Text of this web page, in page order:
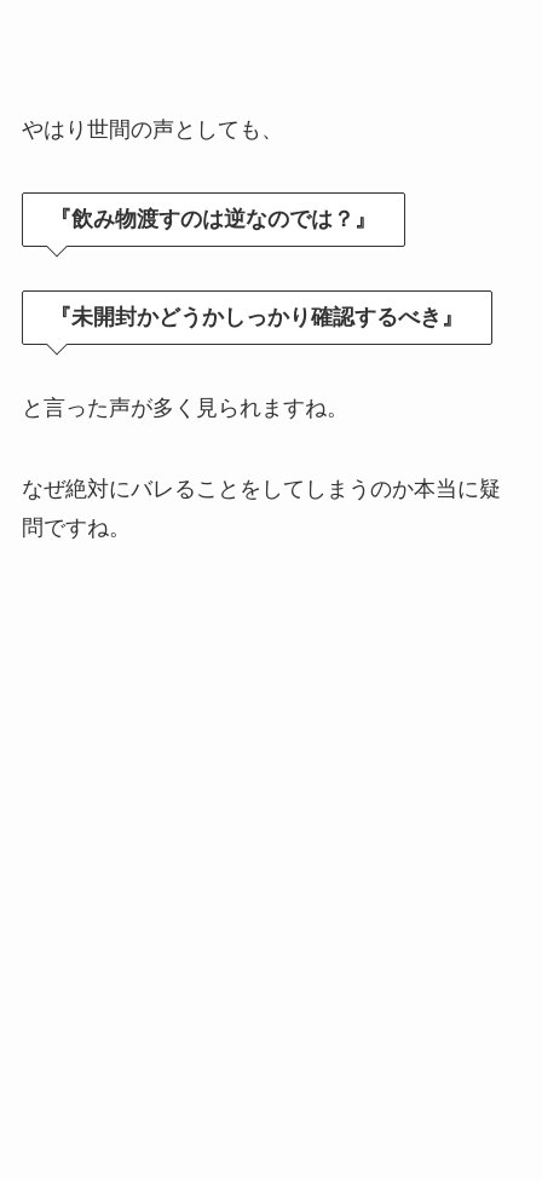
やはり世間の声としても、
『飲み物渡すのは逆なのでは？』
『未開封かどうかしっかり確認するべき』
と言った声が多く見られますね。
なぜ絶対にバレることをしてしまうのか本当に疑
問ですね。